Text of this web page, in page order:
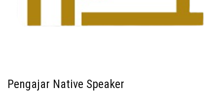
Pengajar Native Speaker